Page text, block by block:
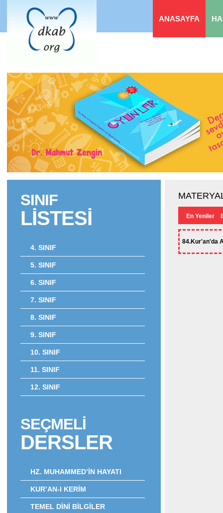
ANASAYFA
SINIF
LİSTESİ
4. SINIF
5. SINIF
6. SINIF
7. SINIF
8. SINIF
9. SINIF
10. SINIF
11. SINIF
12. SINIF
SEÇMELİ
DERSLER
HZ. MUHAMMED’İN HAYATI
KUR’AN-I KERİM
TEMEL DİNİ BİLGİLER
En Yeniler
84.Kur'an'da